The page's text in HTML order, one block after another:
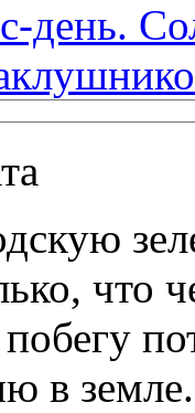
день.
в земле.